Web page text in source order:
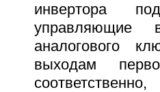
инвертора
управляющие
аналогового
выходам